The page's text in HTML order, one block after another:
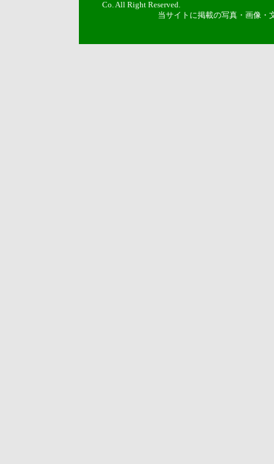
Co. All Right Reserved.
当サイトに掲載の写真・画像・